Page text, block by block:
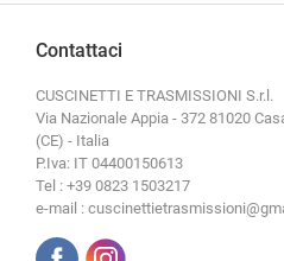
Contattaci
CUSCINETTI E TRASMISSIONI S.r.l.
Via Nazionale Appia - 372 81020
(CE) - Italia
P.Iva: IT 04400150613
Tel : +39 0823 1503217
e-mail :